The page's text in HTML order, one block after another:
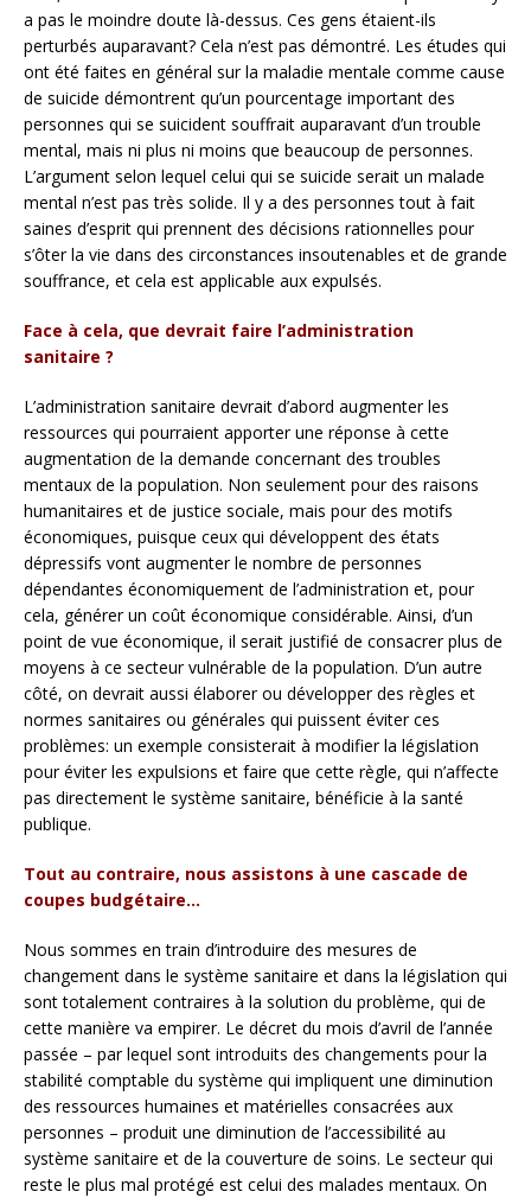
a pas le moindre doute là-dessus. Ces gens étaient-ils
perturbés auparavant? Cela n’est pas démontré. Les études qui
ont été faites en général sur la maladie mentale comme cause
de suicide démontrent qu’un pourcentage important des
personnes qui se suicident souffrait auparavant d’un trouble
mental, mais ni plus ni moins que beaucoup de personnes.
L’argument selon lequel celui qui se suicide serait un malade
mental n’est pas très solide. Il y a des personnes tout à fait
saines d’esprit qui prennent des décisions rationnelles pour
s’ôter la vie dans des circonstances insoutenables et de grande
souffrance, et cela est applicable aux expulsés.
Face à cela, que devrait faire l’administration
sanitaire ?
L’administration sanitaire devrait d’abord augmenter les
ressources qui pourraient apporter une réponse à cette
augmentation de la demande concernant des troubles
mentaux de la population. Non seulement pour des raisons
humanitaires et de justice sociale, mais pour des motifs
économiques, puisque ceux qui développent des états
dépressifs vont augmenter le nombre de personnes
dépendantes économiquement de l’administration et, pour
cela, générer un coût économique considérable. Ainsi, d’un
point de vue économique, il serait justifié de consacrer plus de
moyens à ce secteur vulnérable de la population. D’un autre
côté, on devrait aussi élaborer ou développer des règles et
normes sanitaires ou générales qui puissent éviter ces
problèmes: un exemple consisterait à modifier la législation
pour éviter les expulsions et faire que cette règle, qui n’affecte
pas directement le système sanitaire, bénéficie à la santé
publique.
Tout au contraire, nous assistons à une cascade de
coupes budgétaire…
Nous sommes en train d’introduire des mesures de
changement dans le système sanitaire et dans la législation qui
sont totalement contraires à la solution du problème, qui de
cette manière va empirer. Le décret du mois d’avril de l’année
passée – par lequel sont introduits des changements pour la
stabilité comptable du système qui impliquent une diminution
des ressources humaines et matérielles consacrées aux
personnes – produit une diminution de l’accessibilité au
système sanitaire et de la couverture de soins. Le secteur qui
reste le plus mal protégé est celui des malades mentaux. On